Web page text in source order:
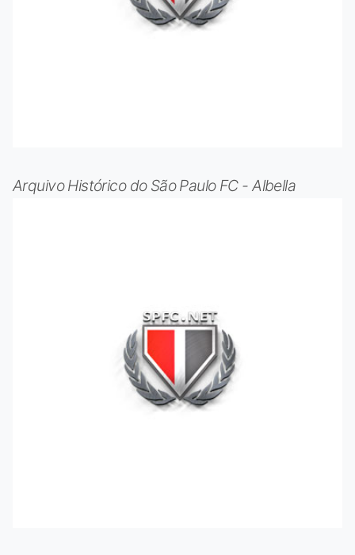
Arquivo Histórico do São Paulo FC - Albella